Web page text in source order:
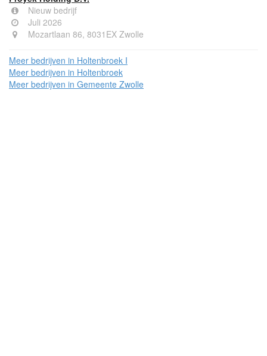
Nieuw bedrijf
Juli 2026
Mozartlaan 86, 8031EX Zwolle
Meer bedrijven in Holtenbroek I
Meer bedrijven in Holtenbroek
Meer bedrijven in Gemeente Zwolle